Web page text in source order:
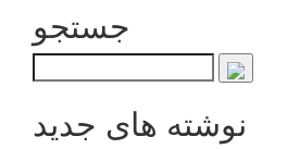
جستجو
نوشته های جدید